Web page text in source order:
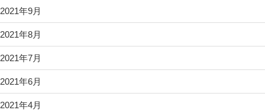
2021年9月
2021年8月
2021年7月
2021年6月
2021年4月